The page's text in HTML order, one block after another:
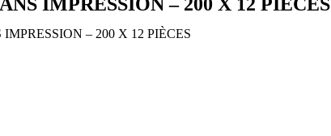
– 200 X 12 PIÈCES